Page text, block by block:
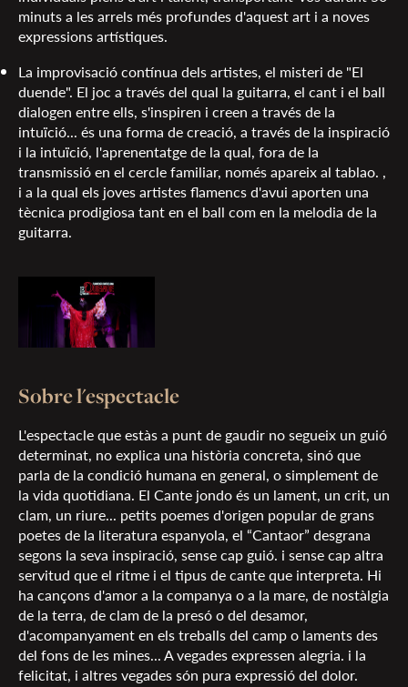
minuts a les arrels més profundes d'aquest art i a noves
expressions artístiques.
La improvisació contínua dels artistes, el misteri de "El
duende". El joc a través del qual la guitarra, el cant i el ball
dialogen entre ells, s'inspiren i creen a través de la
intuïció... és una forma de creació, a través de la inspiració
i la intuïció, l'aprenentatge de la qual, fora de la
transmissió en el cercle familiar, només apareix al tablao. ,
i a la qual els joves artistes flamencs d'avui aporten una
tècnica prodigiosa tant en el ball com en la melodia de la
guitarra.
Sobre l'espectacle
L'espectacle que estàs a punt de gaudir no segueix un guió
determinat, no explica una història concreta, sinó que
parla de la condició humana en general, o simplement de
la vida quotidiana. El Cante jondo és un lament, un crit, un
clam, un riure... petits poemes d'origen popular de grans
poetes de la literatura espanyola, el “Cantaor” desgrana
segons la seva inspiració, sense cap guió. i sense cap altra
servitud que el ritme i el tipus de cante que interpreta. Hi
ha cançons d'amor a la companya o a la mare, de nostàlgia
de la terra, de clam de la presó o del desamor,
d'acompanyament en els treballs del camp o laments des
del fons de les mines... A vegades expressen alegria. i la
felicitat, i altres vegades són pura expressió del dolor.